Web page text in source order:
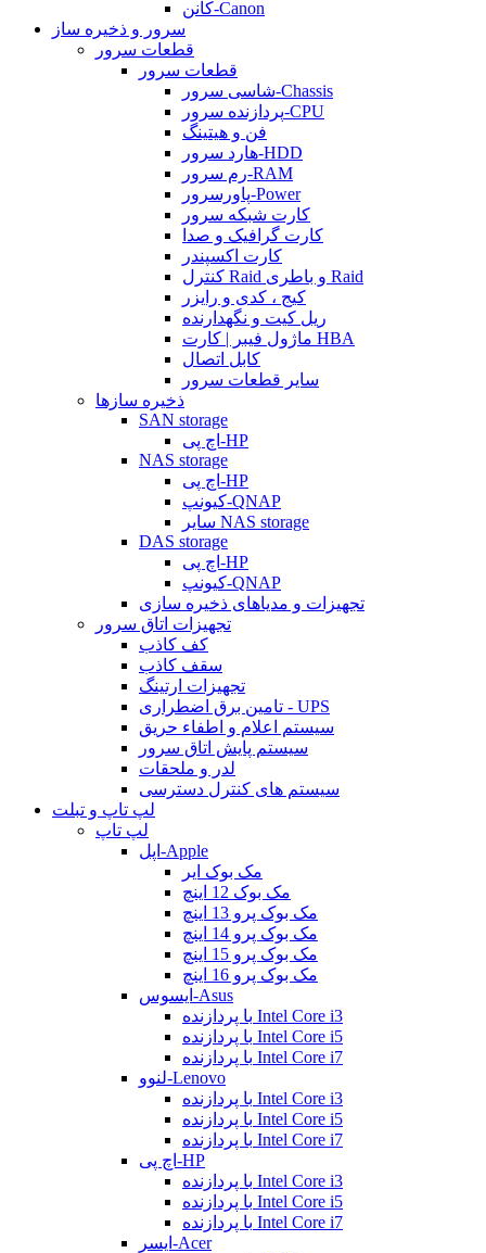
کانن-Canon
سرور و ذخیره ساز
قطعات سرور
قطعات سرور
شاسی سرور-Chassis
پردازنده سرور-CPU
فن و هیتینگ
هارد سرور-HDD
رم سرور-RAM
پاورسرور-Power
کارت شبکه سرور
کارت گرافیک و صدا
کارت اکسپندر
کنترل Raid و باطری Raid
کیج ، کدی و رایزر
ریل کیت و نگهدارنده
ماژول فیبر | کارت HBA
کابل اتصال
سایر قطعات سرور
ذخیره سازها
SAN storage
اچ پی-HP
NAS storage
اچ پی-HP
کیونپ-QNAP
سایر NAS storage
DAS storage
اچ پی-HP
کیونپ-QNAP
تجهیزات و مدیاهای ذخیره سازی
تجهیزات اتاق سرور
کف کاذب
سقف کاذب
تجهیزات ارتینگ
تامین برق اضطراری - UPS
سیستم اعلام و اطفاء حریق
سیستم پایش اتاق سرور
لدر و ملحقات
سیستم های کنترل دسترسی
لپ تاپ و تبلت
لپ تاپ
اپل-Apple
مک بوک ایر
مک بوک 12 اینچ
مک بوک پرو 13 اینچ
مک بوک پرو 14 اینچ
مک بوک پرو 15 اینچ
مک بوک پرو 16 اینچ
ایسوس-Asus
با پردازنده Intel Core i3
با پردازنده Intel Core i5
با پردازنده Intel Core i7
لنوو-Lenovo
با پردازنده Intel Core i3
با پردازنده Intel Core i5
با پردازنده Intel Core i7
اچ پی-HP
با پردازنده Intel Core i3
با پردازنده Intel Core i5
با پردازنده Intel Core i7
ایسر-Acer